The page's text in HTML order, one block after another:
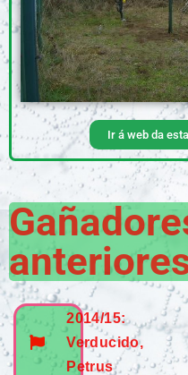
Ir á web da
2014/15:
Verducido,
Petrus